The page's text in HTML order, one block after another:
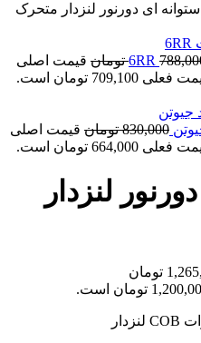
ای دورنور لنزدار متحرک
تومان قیمت اصلی
709,100 تومان است.
830,000 تومان قیمت اصلی
664,000 تومان است.
لنزدار
قیمت اصلی 1,265,000 تومان